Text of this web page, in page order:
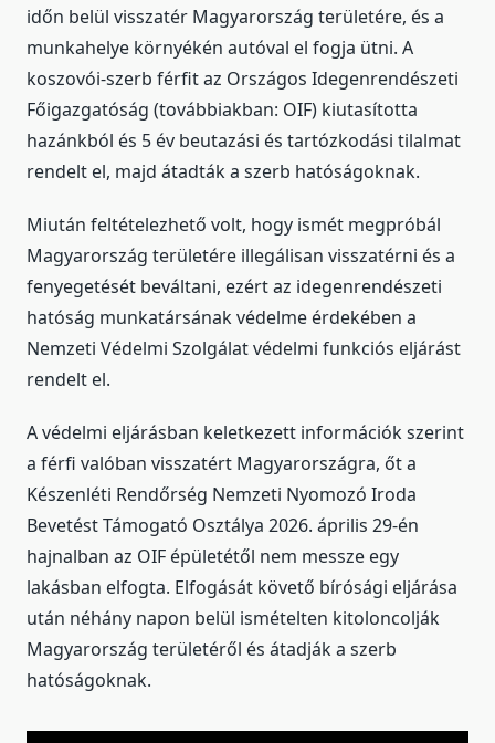
időn belül visszatér Magyarország területére, és a
munkahelye környékén autóval el fogja ütni. A
koszovói-szerb férfit az Országos Idegenrendészeti
Főigazgatóság (továbbiakban: OIF) kiutasította
hazánkból és 5 év beutazási és tartózkodási tilalmat
rendelt el, majd átadták a szerb hatóságoknak.
Miután feltételezhető volt, hogy ismét megpróbál
Magyarország területére illegálisan visszatérni és a
fenyegetését beváltani, ezért az idegenrendészeti
hatóság munkatársának védelme érdekében a
Nemzeti Védelmi Szolgálat védelmi funkciós eljárást
rendelt el.
A védelmi eljárásban keletkezett információk szerint
a férfi valóban visszatért Magyarországra, őt a
Készenléti Rendőrség Nemzeti Nyomozó Iroda
Bevetést Támogató Osztálya 2026. április 29-én
hajnalban az OIF épületétől nem messze egy
lakásban elfogta. Elfogását követő bírósági eljárása
után néhány napon belül ismételten kitoloncolják
Magyarország területéről és átadják a szerb
hatóságoknak.